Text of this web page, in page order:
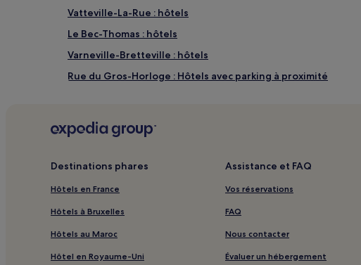
peuvent
s’appliquer.
Vatteville-La-Rue : hôtels
Le Bec-Thomas : hôtels
Varneville-Bretteville : hôtels
Rue du Gros-Horloge : Hôtels avec parking à proximité
Musée de Rouen : hôtels à proximité
Abbaye Notre-Dame de Fontaine-Guérard : hôtels à proximité
Destinations phares
Hôtels en France
Hôtels à Bruxelles
Hôtels au Maroc
Hôtel en Royaume-Uni
Assistance et FAQ
Vos réservations
FAQ
Nous contacter
Évaluer un hébergement